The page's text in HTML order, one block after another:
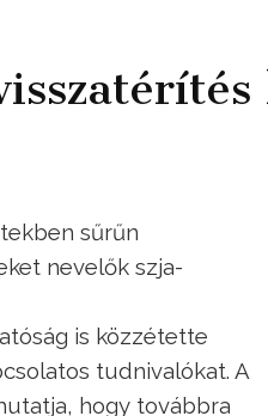
sűrűn
nevelők szja-
is közzétette
tudnivalókat. A
hogy továbbra